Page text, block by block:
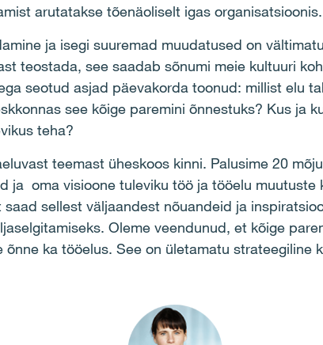
arutatakse tõenäoliselt igas organisatsioonis.
ja isegi suuremad muudatused on
teostada, see saadab sõnumi meie kultuuri
seotud asjad päevakorda toonud: millist elu
see kõige paremini õnnestuks? Kus ja
teha?
teemast üheskoos kinni. Palusime 20
ja oma visioone tuleviku töö ja tööelu muutuste
sellest väljaandest nõuandeid ja
Oleme veendunud, et kõige
ka tööelus. See on ületamatu strateegiline